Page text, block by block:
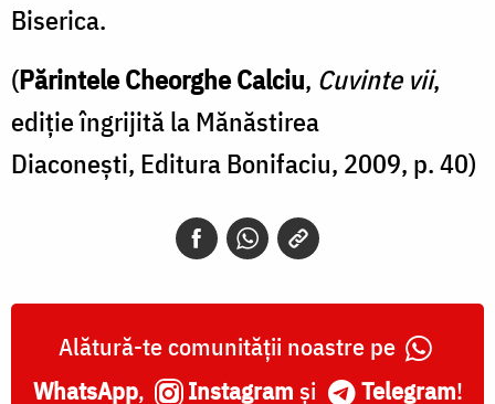
Biserica.
(Părintele Cheorghe Calciu, Cuvinte vii,
ediție îngrijită la Mănăstirea
Diaconești, Editura Bonifaciu, 2009, p. 40)
Alătură-te comunității noastre pe
WhatsApp, Instagram și Telegram!